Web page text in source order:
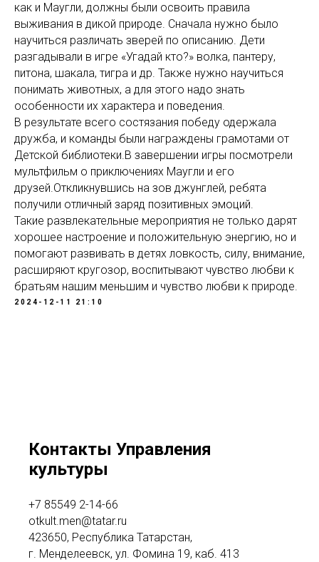
как и Маугли, должны были освоить правила
выживания в дикой природе. Сначала нужно было
научиться различать зверей по описанию. Дети
разгадывали в игре «Угадай кто?» волка, пантеру,
питона, шакала, тигра и др. Также нужно научиться
понимать животных, а для этого надо знать
особенности их характера и поведения.
В результате всего состязания победу одержала
дружба, и команды были награждены грамотами от
Детской библиотеки.В завершении игры посмотрели
мультфильм о приключениях Маугли и его
друзей.Откликнувшись на зов джунглей, ребята
получили отличный заряд позитивных эмоций.
Такие развлекательные мероприятия не только дарят
хорошее настроение и положительную энергию, но и
помогают развивать в детях ловкость, силу, внимание,
расширяют кругозор, воспитывают чувство любви к
братьям нашим меньшим и чувство любви к природе.
2024-12-11 21:10
Контакты Управления
культуры
+7 85549 2-14-66
otkult.men@tatar.ru
423650, Республика Татарстан,
г. Менделеевск, ул. Фомина 19, каб. 413